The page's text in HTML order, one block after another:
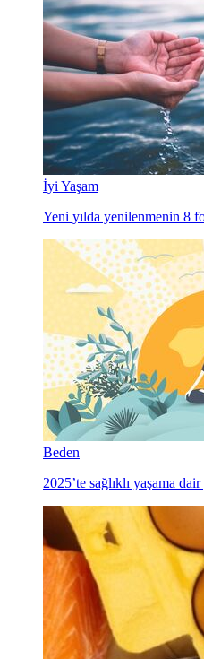
İyi Yaşam
Yeni yılda yenilenmenin 8
Beden
2025’te sağlıklı yaşama